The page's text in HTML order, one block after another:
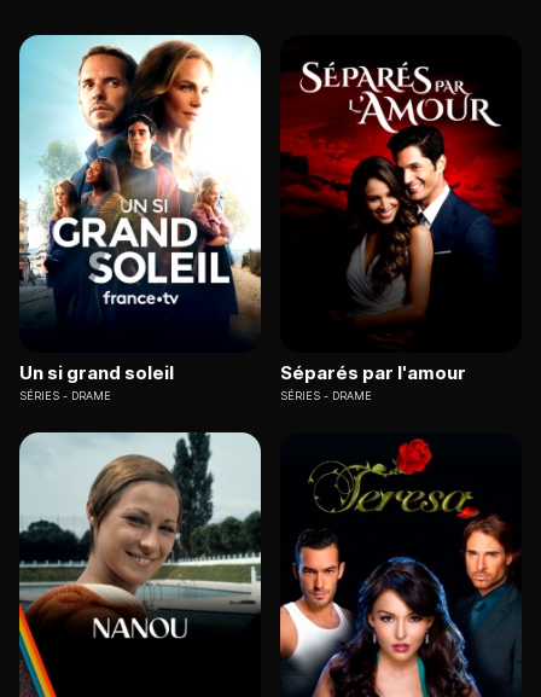
Un si grand soleil
SÉRIES DRAME
Séparés par l'amour
SÉRIES DRAME